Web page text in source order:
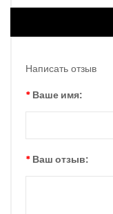
Написать отзыв
Ваше имя:
Ваш отзыв: